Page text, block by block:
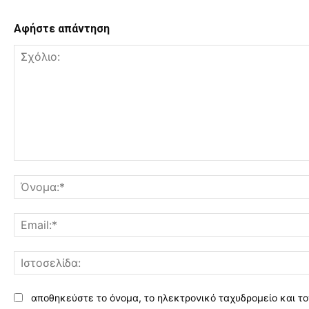
Αφήστε απάντηση
αποθηκεύστε το όνομα, το ηλεκτρονικό ταχυδρομείο και